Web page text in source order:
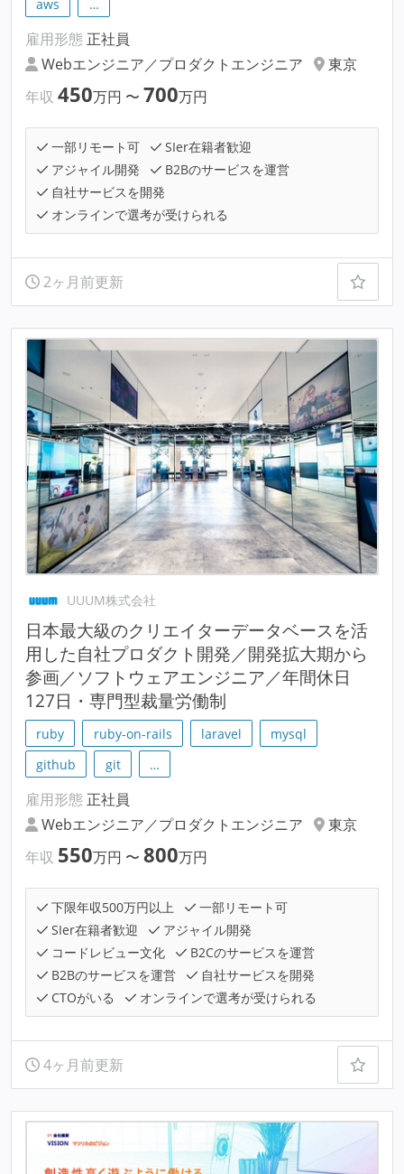
aws …
雇用形態 正社員
Webエンジニア／プロダクトエンジニア
東京
年収 450万円 〜 700万円
一部リモート可
SIer在籍者歓迎
アジャイル開発
B2Bのサービスを運営
自社サービスを開発
オンラインで選考が受けられる
2ヶ月前更新
UUUM株式会社
日本最大級のクリエイターデータベースを活
用した自社プロダクト開発／開発拡大期から
参画／ソフトウェアエンジニア／年間休日
127日・専門型裁量労働制
ruby ruby-on-rails laravel
mysql
github
git …
雇用形態 正社員
Webエンジニア／プロダクトエンジニア
東京
年収 550万円 〜 800万円
下限年収500万円以上
一部リモート可
SIer在籍者歓迎
アジャイル開発
コードレビュー文化
B2Cのサービスを運営
B2Bのサービスを運営
自社サービスを開発
CTOがいる
オンラインで選考が受けられる
4ヶ月前更新